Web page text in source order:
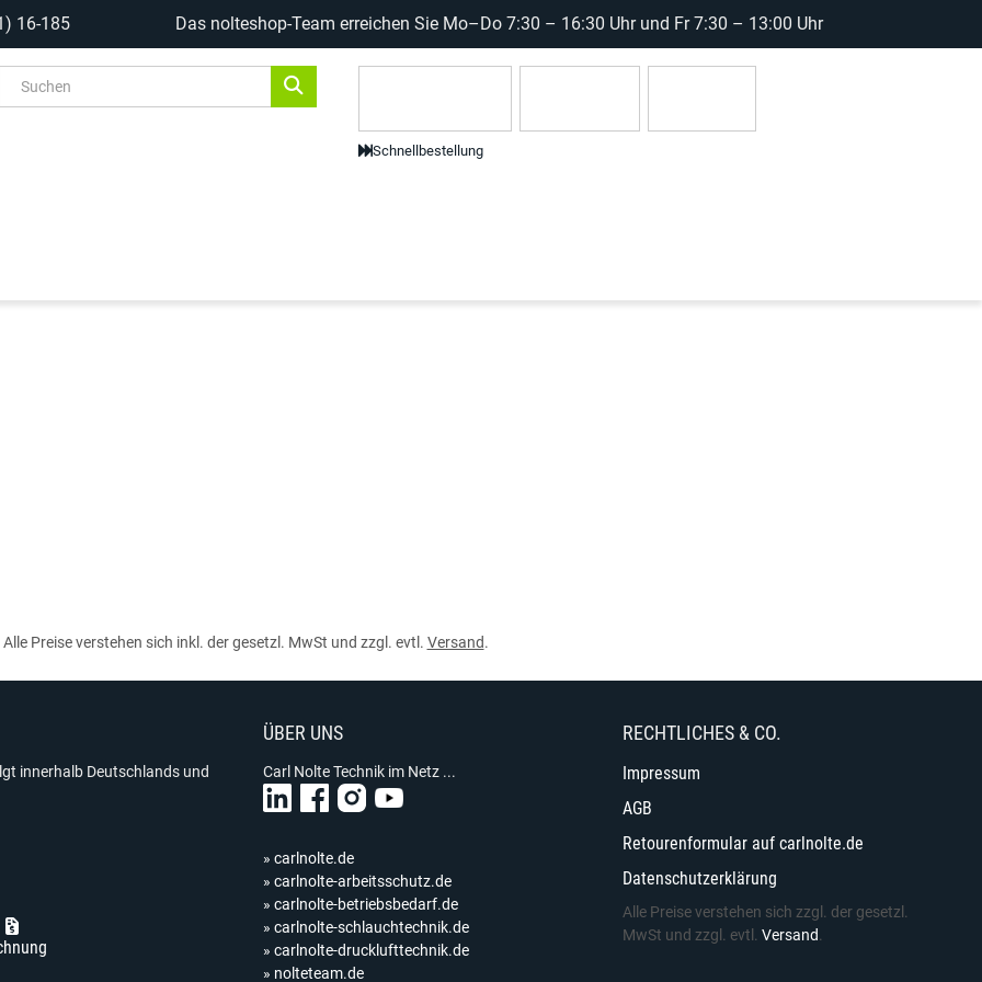
16-185 Das nolteshop-Team erreichen Sie Mo–Do 7:30 – 16:30 Uhr und Fr 7:30 – 13:00 Uhr
Schnellbestellung
Alle Preise verstehen sich inkl. der gesetzl. MwSt und zzgl. evtl. Versand.
innerhalb Deutschlands und
ÜBER UNS
Carl Nolte Technik im Netz ...
» carlnolte.de
» carlnolte-arbeitsschutz.de
» carlnolte-betriebsbedarf.de
» carlnolte-schlauchtechnik.de
» carlnolte-drucklufttechnik.de
» nolteteam.de
RECHTLICHES & CO.
Impressum
AGB
Retourenformular auf carlnolte.de
Datenschutzerklärung
Alle Preise verstehen sich zzgl. der gesetzl.
MwSt und zzgl. evtl. Versand